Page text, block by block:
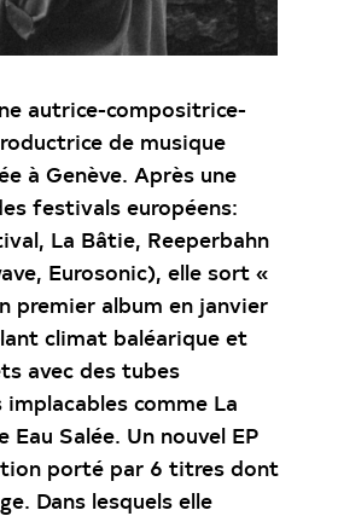
autrice-compositrice-
de musique
à Genève. Après une
festivals européens:
La Bâtie, Reeperbahn
Eurosonic), elle sort «
premier album en janvier
climat baléarique et
avec des tubes
comme La
Eau Salée. Un nouvel EP
porté par 6 titres dont
Dans lesquels elle